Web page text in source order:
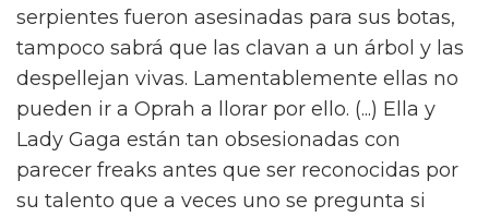
serpientes fueron asesinadas para sus botas,
tampoco sabrá que las clavan a un árbol y las
despellejan vivas. Lamentablemente ellas no
pueden ir a Oprah a llorar por ello. (...) Ella y
Lady Gaga están tan obsesionadas con
parecer freaks antes que ser reconocidas por
su talento que a veces uno se pregunta si